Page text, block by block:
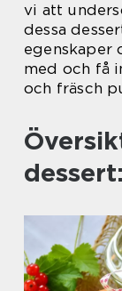
vi att
dessa
egenskaper
med och få
och fräsch
dessert: